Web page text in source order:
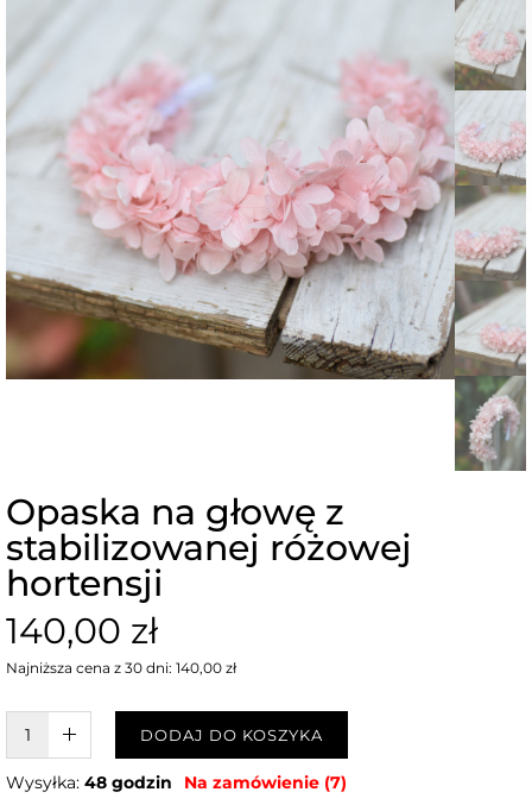
Opaska na głowę z
stabilizowanej różowej
hortensji
140,00 zł
Najniższa cena z 30 dni: 140,00 zł
W KOSZYKU :)DODAJ DO KOSZYKA
Wysyłka: 48 godzin Na zamówienie (7)